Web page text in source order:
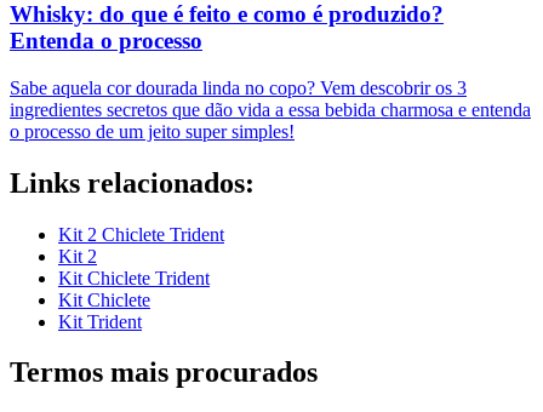
Whisky: do que é feito e como é produzido?
Entenda o processo
Sabe aquela cor dourada linda no copo? Vem descobrir os 3
ingredientes secretos que dão vida a essa bebida charmosa e entenda
o processo de um jeito super simples!
Links relacionados:
Kit 2 Chiclete Trident
Kit 2
Kit Chiclete Trident
Kit Chiclete
Kit Trident
Termos mais procurados